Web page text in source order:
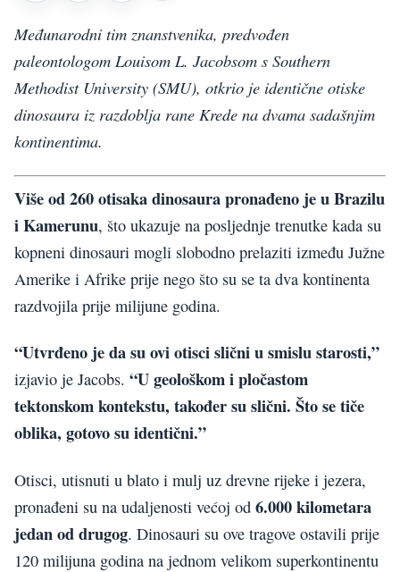
Međunarodni tim znanstvenika, predvođen
paleontologom Louisom L. Jacobsom s Southern
Methodist University (SMU), otkrio je identične otiske
dinosaura iz razdoblja rane Krede na dvama sadašnjim
kontinentima.
Više od 260 otisaka dinosaura pronađeno je u Brazilu
i Kamerunu, što ukazuje na posljednje trenutke kada su
kopneni dinosauri mogli slobodno prelaziti između Južne
Amerike i Afrike prije nego što su se ta dva kontinenta
razdvojila prije milijune godina.
“Utvrđeno je da su ovi otisci slični u smislu starosti,”
izjavio je Jacobs. “U geološkom i pločastom
tektonskom kontekstu, također su slični. Što se tiče
oblika, gotovo su identični.”
Otisci, utisnuti u blato i mulj uz drevne rijeke i jezera,
pronađeni su na udaljenosti većoj od 6.000 kilometara
jedan od drugog. Dinosauri su ove tragove ostavili prije
120 milijuna godina na jednom velikom superkontinentu